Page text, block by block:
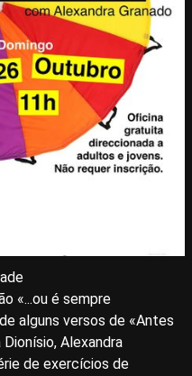
«...ou é sempre
alguns versos de «Antes
Alexandra
de exercícios de